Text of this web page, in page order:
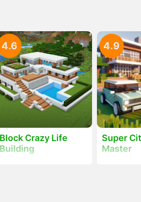
Block Crazy Life
Building
4.6
Super
Master
4.9